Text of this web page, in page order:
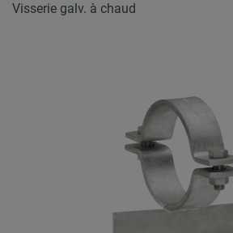
Visserie galv. à chaud